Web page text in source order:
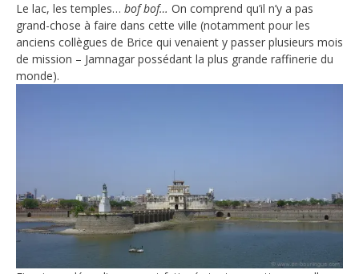
Le lac, les temples… bof bof… On comprend qu’il n’y a pas
grand-chose à faire dans cette ville (notamment pour les
anciens collègues de Brice qui venaient y passer plusieurs mois
de mission – Jamnagar possédant la plus grande raffinerie du
monde).